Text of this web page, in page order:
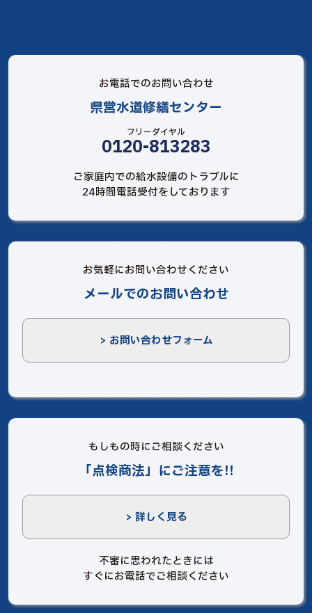
お電話でのお問い合わせ
県営水道修繕センター
フリーダイヤル
0120-813283
ご家庭内での給水設備のトラブルに
24時間電話受付をしております
お気軽にお問い合わせください
メールでのお問い合わせ
> お問い合わせフォーム
もしもの時にご相談ください
「点検商法」にご注意を!!
> 詳しく見る
不審に思われたときには
すぐにお電話でご相談ください